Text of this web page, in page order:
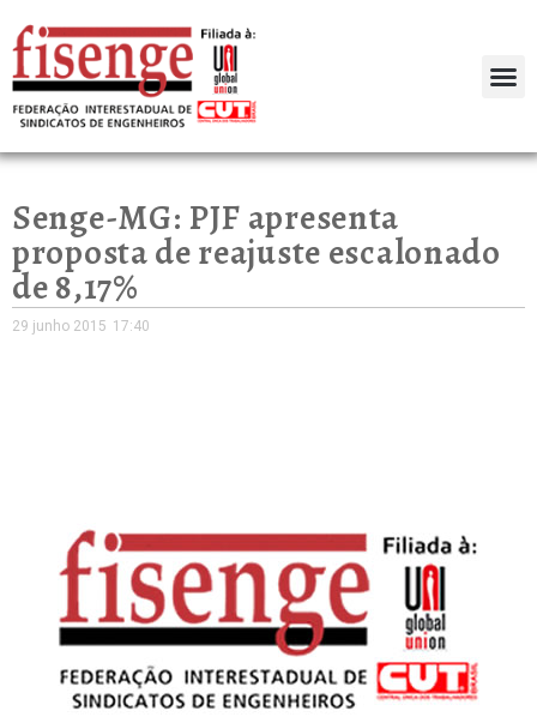
Senge-MG: PJF apresenta
proposta de reajuste escalonado
de 8,17%
29 junho 2015 17:40